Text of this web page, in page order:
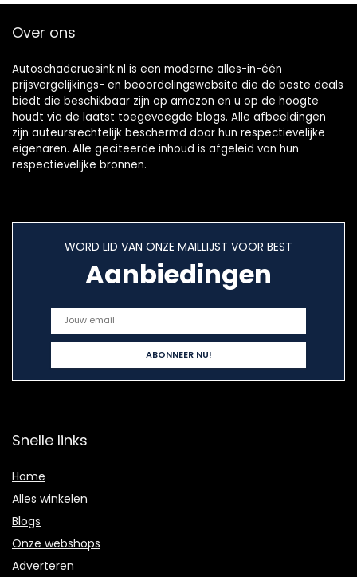
Over ons
Autoschaderuesink.nl is een moderne alles-in-één
prijsvergelijkings- en beoordelingswebsite die de beste deals
biedt die beschikbaar zijn op amazon en u op de hoogte
houdt via de laatst toegevoegde blogs. Alle afbeeldingen
zijn auteursrechtelijk beschermd door hun respectievelijke
eigenaren. Alle geciteerde inhoud is afgeleid van hun
respectievelijke bronnen.
WORD LID VAN ONZE MAILLIJST VOOR BEST
Aanbiedingen
Snelle links
Home
Alles winkelen
Blogs
Onze webshops
Adverteren